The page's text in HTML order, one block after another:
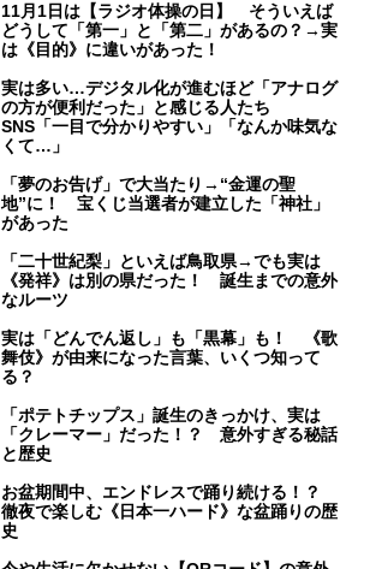
11月1日は【ラジオ体操の日】 そういえば
どうして「第一」と「第二」があるの？→実
は《目的》に違いがあった！
実は多い…デジタル化が進むほど「アナログ
の方が便利だった」と感じる人たち
SNS「一目で分かりやすい」「なんか味気な
くて…」
「夢のお告げ」で大当たり→“金運の聖
地”に！ 宝くじ当選者が建立した「神社」
があった
「二十世紀梨」といえば鳥取県→でも実は
《発祥》は別の県だった！ 誕生までの意外
なルーツ
実は「どんでん返し」も「黒幕」も！ 《歌
舞伎》が由来になった言葉、いくつ知って
る？
「ポテトチップス」誕生のきっかけ、実は
「クレーマー」だった！？ 意外すぎる秘話
と歴史
お盆期間中、エンドレスで踊り続ける！？
徹夜で楽しむ《日本一ハード》な盆踊りの歴
史